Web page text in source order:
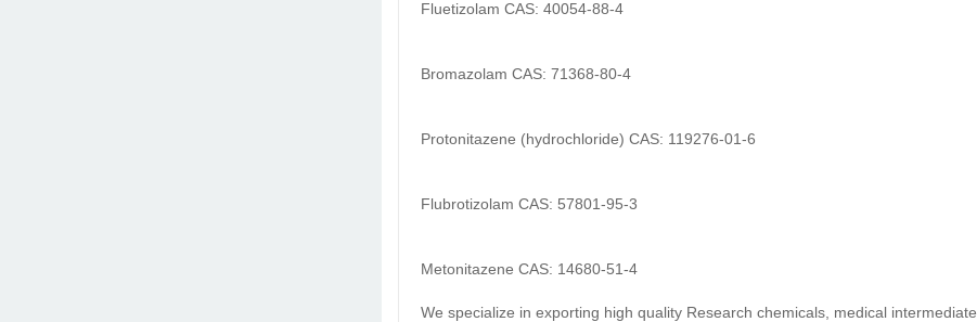
Fluetizolam CAS: 40054-88-4
Bromazolam CAS: 71368-80-4
Protonitazene (hydrochloride) CAS: 119276-01-6
Flubrotizolam CAS: 57801-95-3
Metonitazene CAS: 14680-51-4
We specialize in exporting high quality Research chemicals, medical intermediate,